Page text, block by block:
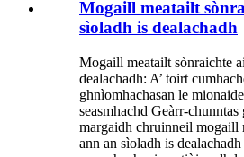
Mogaill meatailt
sìoladh is dealachadh
Mogaill meatailt sònraichte
dealachadh: A’ toirt
ghnìomhachasan le
seasmhachd Geàrr-
margaidh chruinneil mogaill
ann an sìoladh is